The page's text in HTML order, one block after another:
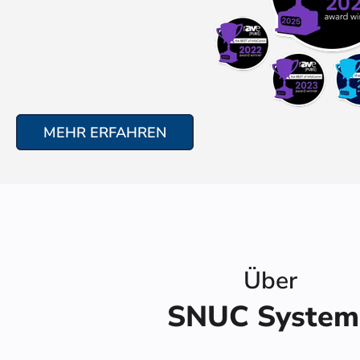
MEHR ERFAHREN
Über
SNUC